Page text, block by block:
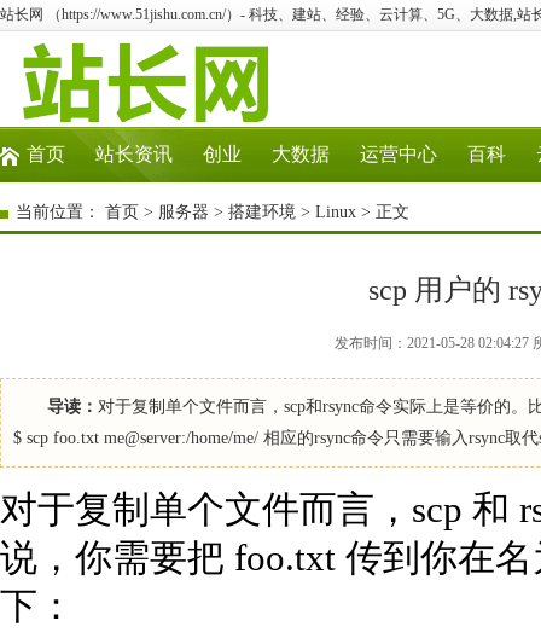
站长网 （https://www.51jishu.com.cn/）- 科技、建站、经验、云计算、5G、大数据,站
首页 站长资讯 创业 大数据 运营中心 百科
当前位置： 首页 > 服务器 > 搭建环境 > Linux > 正文
scp 用户的
发布时间：2021-05-28
导读： 对于复制单个文件而言，scp和rsync命令实际上是等价的
$ scp foo.txt me@server:/home/me/ 相应的rsync命令只需要输入rsync取
对于复制单个文件而言，scp 和
说，你需要把 foo.txt 传到你在
下：